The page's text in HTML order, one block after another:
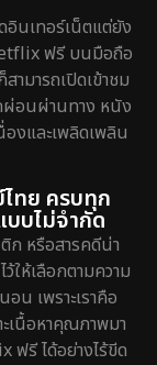
อินเทอร์เน็ตแต่ยัง
ฟรี บนมือถือ
ามารถเปิดเข้าชม
อนผ่านทาง หนัง
งและเพลิดเพลิน
ทย ครบทุก
บไม่จำกัด
ก หรือสารคดีน่า
ให้เลือกตามความ
น เพราะเราคือ
เนื้อหาคุณภาพมา
รี ได้อย่างไร้ขีด